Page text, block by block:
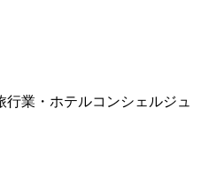
業・ホテルコンシェルジュ